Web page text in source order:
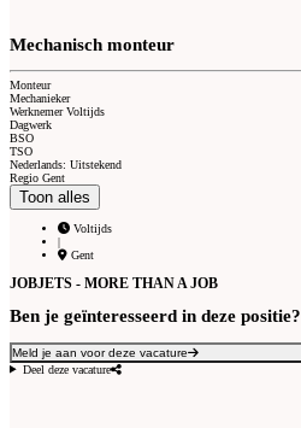
Mechanisch monteur
Monteur
Mechanieker
Werknemer Voltijds
Dagwerk
BSO
TSO
Nederlands: Uitstekend
Regio Gent
Toon alles
Voltijds
|
Gent
JOBJETS - MORE THAN A JOB
Ben je geïnteresseerd in deze positie?
Meld je aan voor deze vacature
Deel deze vacature